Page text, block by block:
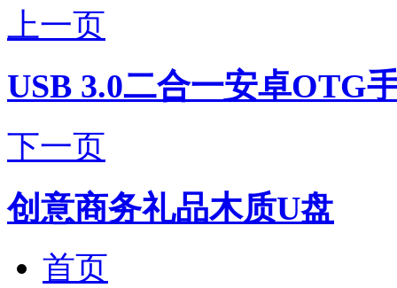
上一页
USB 3.0二合一安卓OTG
下一页
创意商务礼品木质U盘
首页